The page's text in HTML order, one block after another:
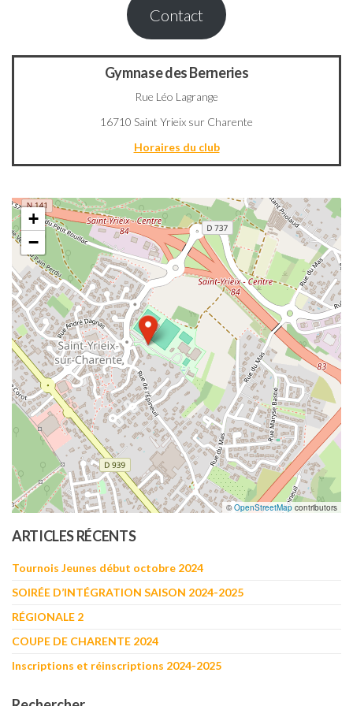
Contact
Gymnase des Berneries
Rue Léo Lagrange
16710 Saint Yrieix sur Charente
Horaires du club
+
−
©OpenStreetMap contributors
ARTICLES RÉCENTS
Tournois Jeunes début octobre 2024
SOIRÉE D’INTÉGRATION SAISON 2024-2025
RÉGIONALE 2
COUPE DE CHARENTE 2024
Inscriptions et réinscriptions 2024-2025